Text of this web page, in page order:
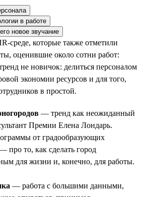
в работе
новое звучание
среде, которые также отметили
оценившие около сотни работ:
не новичок: делиться персоналом
экономии ресурсов и для того,
в простой.
— тренд как неожиданный
Премии Елена Лондарь.
от градообразующих
про то, как сделать город
для жизни и, конечно, для работы.
— работа с большими данными,